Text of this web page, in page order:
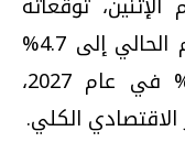
لنمو الاقتصاد المصري خلال العام الحالي إلى 4.7%
،على أن يواصل النمو إلى 5.4% في عام 2027،
الكلي.